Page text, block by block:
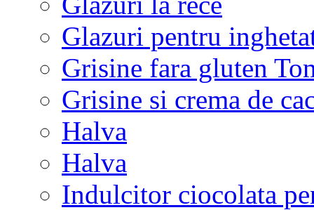
Glazuri pentru
Grisine fara gluten
Grisine si crema de
Halva
Halva
Indulcitor ciocolata